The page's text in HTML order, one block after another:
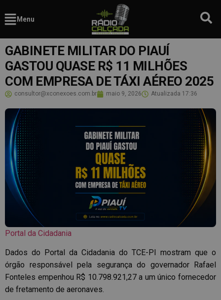
Menu
GABINETE MILITAR DO PIAUÍ
GASTOU QUASE R$ 11 MILHÕES
COM EMPRESA DE TÁXI AÉREO 2025
consultor@xconexoes.com.br maio 9, 2026 Atualizada 17:36
Portal da Cidadania
Dados do Portal da Cidadania do TCE-PI mostram que o
órgão responsável pela segurança do governador Rafael
Fonteles empenhou R$ 10.798.921,27 a um único fornecedor
de fretamento de aeronaves.